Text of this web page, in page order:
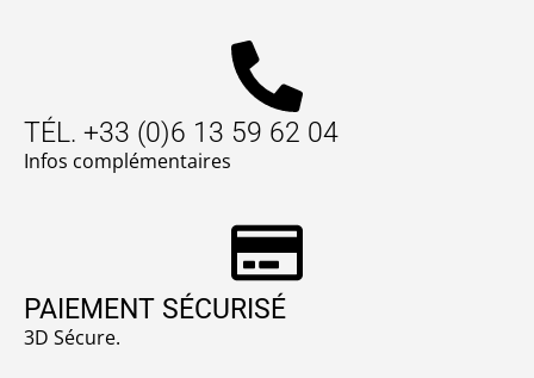
TÉL. +33 (0)6 13 59 62 04
Infos complémentaires
PAIEMENT SÉCURISÉ
3D Sécure.